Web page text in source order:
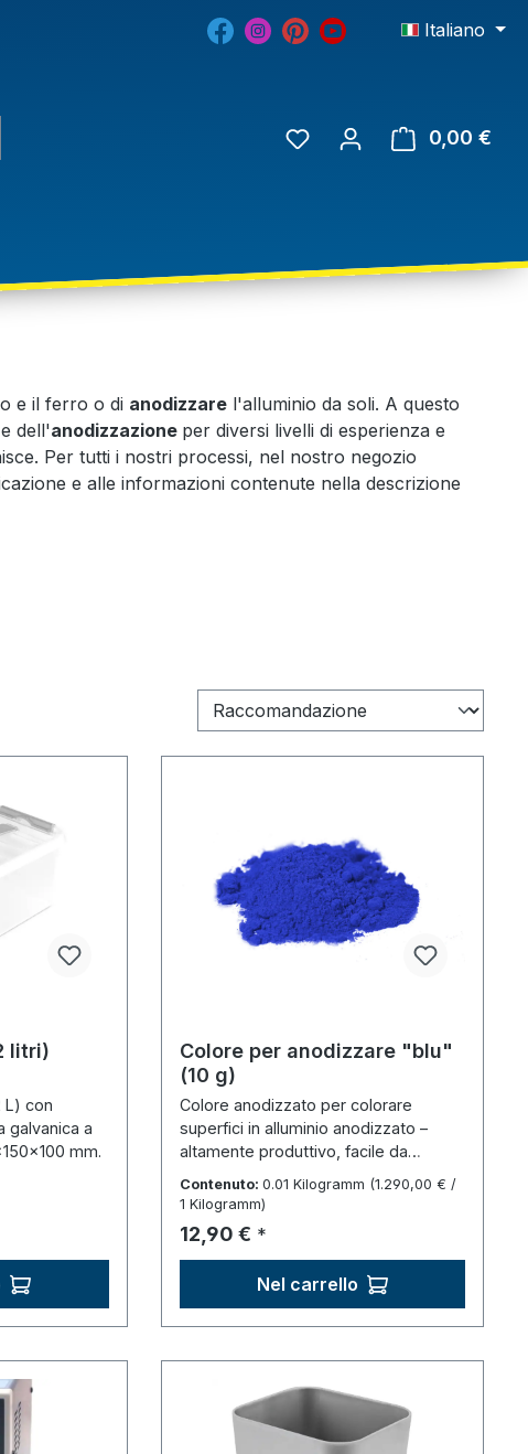
Italiano
0,00 €
e il ferro o di anodizzare l'alluminio da soli. A questo
e dell'anodizzazione per diversi livelli di esperienza e
Per tutti i nostri processi, nel nostro negozio
e alle informazioni contenute nella descrizione
litri)
L) con
galvanica a
mm.
Colore per anodizzare "blu"
(10 g)
Colore anodizzato per colorare
superfici in alluminio anodizzato –
altamente produttivo, facile da
Contenuto: 0.01 Kilogramm (1.290,00 € /
1 Kilogramm)
Prezzo normale:
12,90 € *
Nel carrello